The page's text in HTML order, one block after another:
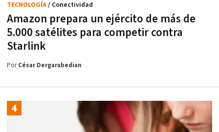
Amazon prepara un ejército de más de
5.000 satélites para competir contra
Starlink
TECNOLOGÍA/ Conectividad
PorCésar Dergarabedian